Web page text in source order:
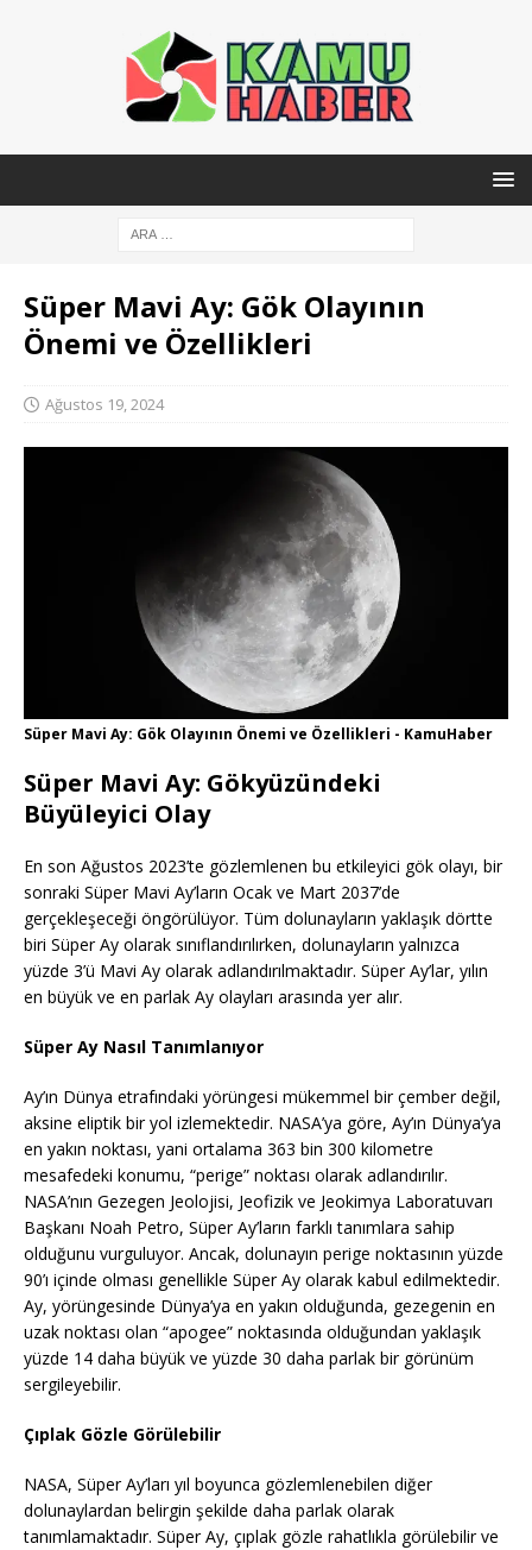
Süper Mavi Ay: Gök Olayının
Önemi ve Özellikleri
Ağustos 19, 2024
Süper Mavi Ay: Gök Olayının Önemi ve Özellikleri - KamuHaber
Süper Mavi Ay: Gökyüzündeki
Büyüleyici Olay
En son Ağustos 2023’te gözlemlenen bu etkileyici gök olayı, bir
sonraki Süper Mavi Ay’ların Ocak ve Mart 2037’de
gerçekleşeceği öngörülüyor. Tüm dolunayların yaklaşık dörtte
biri Süper Ay olarak sınıflandırılırken, dolunayların yalnızca
yüzde 3’ü Mavi Ay olarak adlandırılmaktadır. Süper Ay’lar, yılın
en büyük ve en parlak Ay olayları arasında yer alır.
Süper Ay Nasıl Tanımlanıyor
Ay’ın Dünya etrafındaki yörüngesi mükemmel bir çember değil,
aksine eliptik bir yol izlemektedir. NASA’ya göre, Ay’ın Dünya’ya
en yakın noktası, yani ortalama 363 bin 300 kilometre
mesafedeki konumu, “perige” noktası olarak adlandırılır.
NASA’nın Gezegen Jeolojisi, Jeofizik ve Jeokimya Laboratuvarı
Başkanı Noah Petro, Süper Ay’ların farklı tanımlara sahip
olduğunu vurguluyor. Ancak, dolunayın perige noktasının yüzde
90’ı içinde olması genellikle Süper Ay olarak kabul edilmektedir.
Ay, yörüngesinde Dünya’ya en yakın olduğunda, gezegenin en
uzak noktası olan “apogee” noktasında olduğundan yaklaşık
yüzde 14 daha büyük ve yüzde 30 daha parlak bir görünüm
sergileyebilir.
Çıplak Gözle Görülebilir
NASA, Süper Ay’ları yıl boyunca gözlemlenebilen diğer
dolunaylardan belirgin şekilde daha parlak olarak
tanımlamaktadır. Süper Ay, çıplak gözle rahatlıkla görülebilir ve